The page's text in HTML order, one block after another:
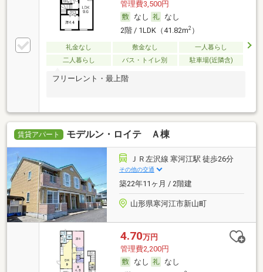
管理費3,500円
なし
なし
2階 / 1LDK（41.82m2）
礼金なし 敷金なし
一人暮らし
二人暮らし
バス・トイレ別 駐車場(近隣含)
フリーレント・最上階
賃貸アパート モデルン・ロイテ Ａ棟
ＪＲ左沢線 寒河江駅 徒歩26分
その他の交通
築22年11ヶ月 / 2階建
山形県寒河江市新山町
4.70万円
管理費2,200円
なし
なし